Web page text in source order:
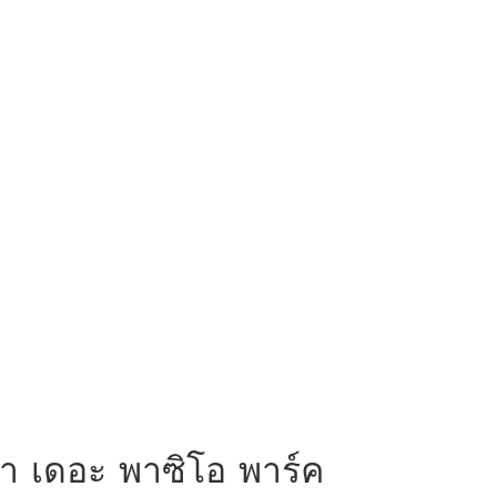
เดอะ พาซิโอ พาร์ค